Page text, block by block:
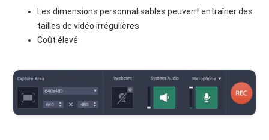
Les dimensions personnalisables peuvent entraîner des
tailles de vidéo irrégulières
Coût élevé